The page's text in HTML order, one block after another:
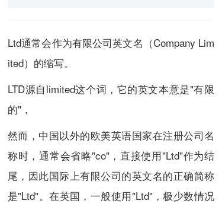
Ltd通常会作为有限公司英文名（Company Lim
ited）的缩写。
LTD源自limited这个词，它的英文本意是"有限
的"，
然而，中国以外的欧美英语国家在注册公司名
称时，通常会省略"co"，直接使用"Ltd"作为结
尾，因此国际上有限公司的英文名的正确简称
是"Ltd"。在英国，一般使用"Ltd"，极少数情况